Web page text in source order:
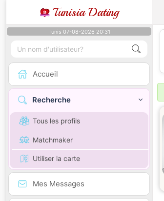
Tunisia Dating
Tunis 07-08-2026 20:31
Accueil
Recherche
Tous les profils
Matchmaker
Utiliser la carte
Mes Messages